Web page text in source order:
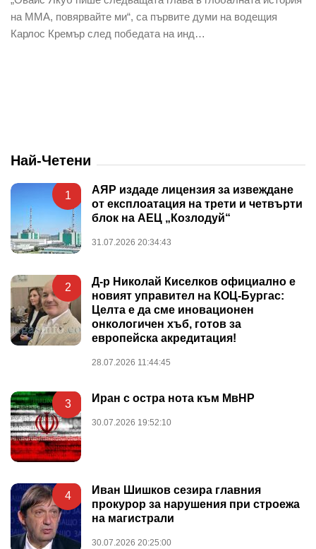
на ММА, повярвайте ми“, са първите думи на водещия
Карлос Кремър след победата на инд…
Най-Четени
1
АЯР издаде лицензия за извеждане
от експлоатация на трети и четвърти
блок на АЕЦ „Козлодуй“
31.07.2026 20:34:43
2
Д-р Николай Киселков официално е
новият управител на КОЦ-Бургас:
Целта е да сме иновационен
онкологичен хъб, готов за
европейска акредитация!
28.07.2026 11:44:45
3 Иран с остра нота към МвНР
30.07.2026 19:52:10
4
Иван Шишков сезира главния
прокурор за нарушения при строежа
на магистрали
30.07.2026 20:25:00